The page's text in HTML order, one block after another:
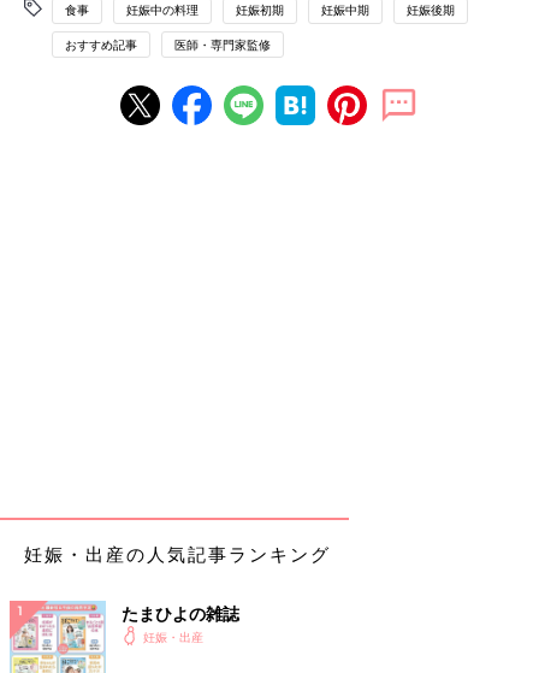
食事 妊娠中の料理 妊娠初期 妊娠中期 妊娠後期
おすすめ記事 医師・専門家監修
妊娠・出産の人気記事ランキング
たまひよの雑誌
妊娠・出産